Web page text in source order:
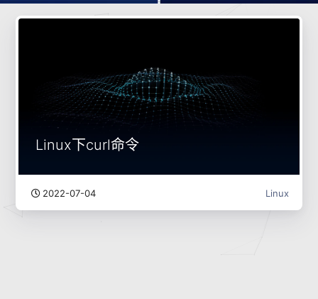
Linux下curl命令
2022-07-04 Linux